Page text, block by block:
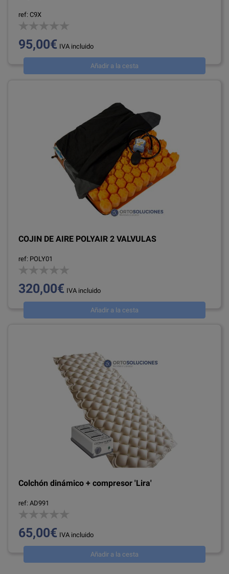
ref: C9X
95,00€ IVA incluido
Añadir a la cesta
COJIN DE AIRE POLYAIR 2 VALVULAS
ref: POLY01
320,00€ IVA incluido
Añadir a la cesta
Colchón dinámico + compresor 'Lira'
ref: AD991
65,00€ IVA incluido
Añadir a la cesta